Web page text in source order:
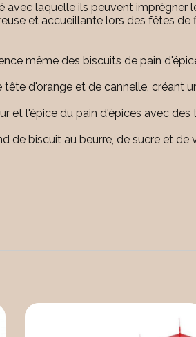
laquelle ils peuvent imprégner
et accueillante lors des fêtes
même des biscuits de pain
d'orange et de cannelle, créant
et l'épice du pain d'épices avec
de biscuit au beurre, de sucre et